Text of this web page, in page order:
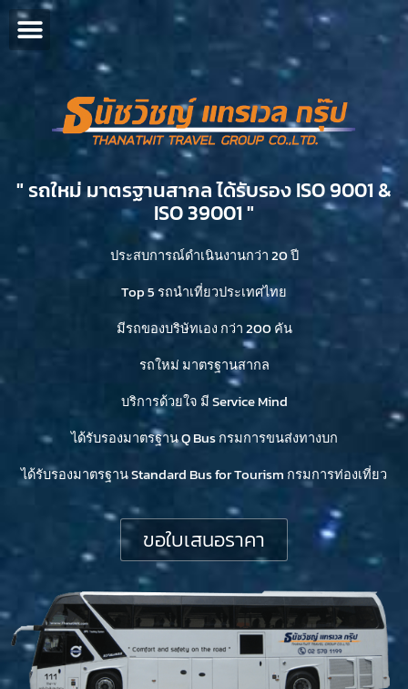
" รถใหม่ มาตรฐานสากล ได้รับรอง ISO 9001 &
ISO 39001 "​
ประสบการณ์ดำเนินงานกว่า 20 ปี
Top 5 รถนำเที่ยวประเทศไทย
มีรถของบริษัทเอง กว่า 200 คัน
รถใหม่ มาตรฐานสากล
บริการด้วยใจ มี Service Mind
ได้รับรองมาตรฐาน Q Bus กรมการขนส่งทางบก
ได้รับรองมาตรฐาน Standard Bus for Tourism กรมการท่องเที่ยว
ขอใบเสนอราคา